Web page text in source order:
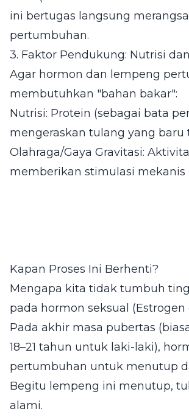
ini bertugas langsung
pertumbuhan.
3. Faktor Pendukung: Nutrisi
Agar hormon dan lempeng
membutuhkan "bahan bakar":
Nutrisi: Protein (sebagai bata
mengeraskan tulang yang baru
Olahraga/Gaya Gravitasi:
memberikan stimulasi
Kapan Proses Ini Berhenti?
Mengapa kita tidak tumbuh
pada hormon seksual
Pada akhir masa pubertas
18–21 tahun untuk laki-laki),
pertumbuhan untuk menutup
Begitu lempeng ini menutup,
alami.